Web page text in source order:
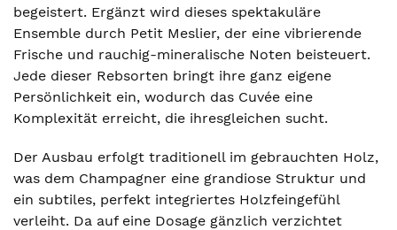
begeistert. Ergänzt wird dieses spektakuläre
Ensemble durch Petit Meslier, der eine vibrierende
Frische und rauchig-mineralische Noten beisteuert.
Jede dieser Rebsorten bringt ihre ganz eigene
Persönlichkeit ein, wodurch das Cuvée eine
Komplexität erreicht, die ihresgleichen sucht.
Der Ausbau erfolgt traditionell im gebrauchten Holz,
was dem Champagner eine grandiose Struktur und
ein subtiles, perfekt integriertes Holzfeingefühl
verleiht. Da auf eine Dosage gänzlich verzichtet